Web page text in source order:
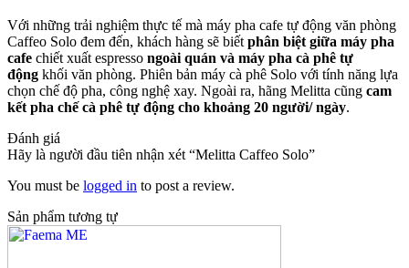
Với những trải nghiệm thực tế mà máy pha cafe tự động văn phòng
Caffeo Solo đem đến, khách hàng sẽ biếtphân biệt giữa máy pha
cafe chiết xuất espresso ngoài quán và máy pha cà phê tự
động khối văn phòng. Phiên bản máy cà phê Solo với tính năng lựa
chọn chế độ pha, công nghệ xay. Ngoài ra, hãng Melitta cũng cam
kết pha chế cà phê tự động cho khoảng 20 người/ ngày.
Đánh giá
Hãy là người đầu tiên nhận xét “Melitta Caffeo Solo”
You must be logged in to post a review.
Sản phẩm tương tự